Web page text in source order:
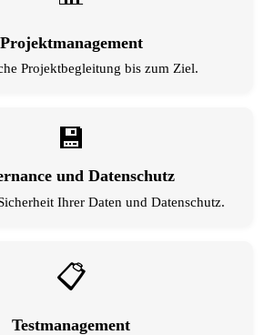
Projektmanagement
Projektbegleitung bis zum Ziel.
💾
und Datenschutz
Ihrer Daten und Datenschutz.
📋
Testmanagement